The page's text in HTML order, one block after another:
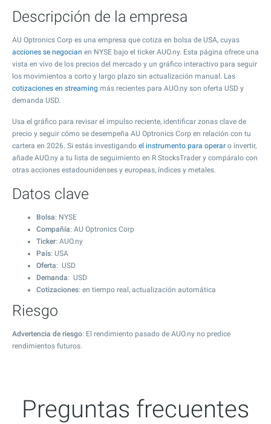
Descripción de la empresa
AU Optronics Corp es una empresa que cotiza en bolsa de USA, cuyas
acciones se negocian en NYSE bajo el ticker AUO.ny. Esta página ofrece una
vista en vivo de los precios del mercado y un gráfico interactivo para seguir
los movimientos a corto y largo plazo sin actualización manual. Las
cotizaciones en streaming más recientes para AUO.ny son oferta USD y
demanda USD.
Usa el gráfico para revisar el impulso reciente, identificar zonas clave de
precio y seguir cómo se desempeña AU Optronics Corp en relación con tu
cartera en 2026. Si estás investigando el instrumento para operar o invertir,
añade AUO.ny a tu lista de seguimiento en R StocksTrader y compáralo con
otras acciones estadounidenses y europeas, índices y metales.
Datos clave
Bolsa: NYSE
Compañía: AU Optronics Corp
Ticker: AUO.ny
País: USA
Oferta: USD
Demanda: USD
Cotizaciones: en tiempo real, actualización automática
Riesgo
Advertencia de riesgo: El rendimiento pasado de AUO.ny no predice
rendimientos futuros.
Preguntas frecuentes